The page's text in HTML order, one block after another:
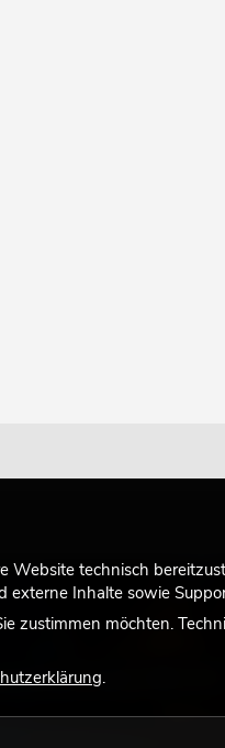
technisch
Inhalte sowie
zustimmen möchten.
.